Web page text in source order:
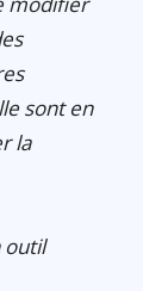
sont en
la
outil